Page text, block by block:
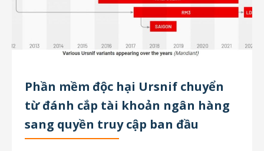
Phần mềm độc hại Ursnif chuyển
từ đánh cắp tài khoản ngân hàng
sang quyền truy cập ban đầu